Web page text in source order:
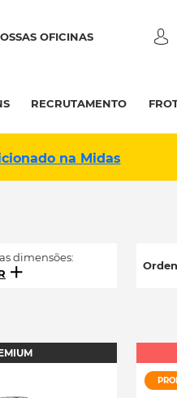
OFICINAS
RECRUTAMENTO
na Midas
dimensões: